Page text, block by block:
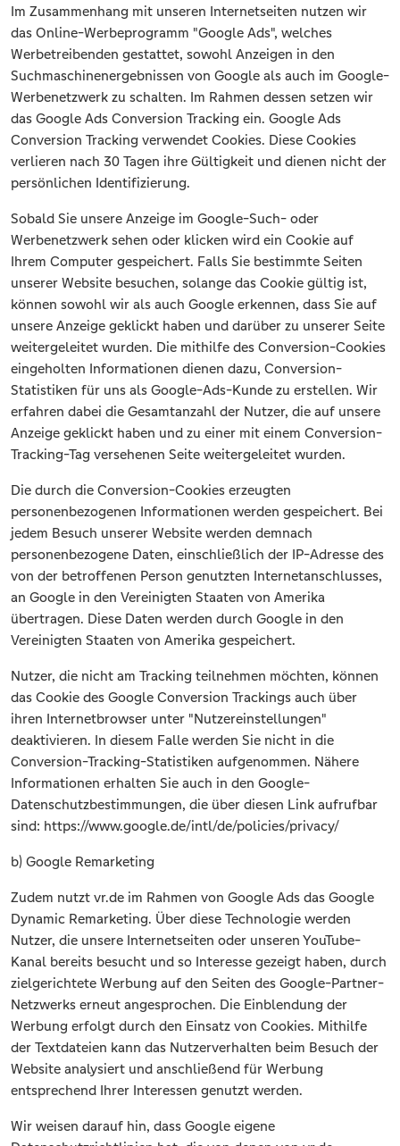
Im Zusammenhang mit unseren Internetseiten nutzen wir
das Online-Werbeprogramm "Google Ads", welches
Werbetreibenden gestattet, sowohl Anzeigen in den
Suchmaschinenergebnissen von Google als auch im Google-
Werbenetzwerk zu schalten. Im Rahmen dessen setzen wir
das Google Ads Conversion Tracking ein. Google Ads
Conversion Tracking verwendet Cookies. Diese Cookies
verlieren nach 30 Tagen ihre Gültigkeit und dienen nicht der
persönlichen Identifizierung.
Sobald Sie unsere Anzeige im Google-Such- oder
Werbenetzwerk sehen oder klicken wird ein Cookie auf
Ihrem Computer gespeichert. Falls Sie bestimmte Seiten
unserer Website besuchen, solange das Cookie gültig ist,
können sowohl wir als auch Google erkennen, dass Sie auf
unsere Anzeige geklickt haben und darüber zu unserer Seite
weitergeleitet wurden. Die mithilfe des Conversion-Cookies
eingeholten Informationen dienen dazu, Conversion-
Statistiken für uns als Google-Ads-Kunde zu erstellen. Wir
erfahren dabei die Gesamtanzahl der Nutzer, die auf unsere
Anzeige geklickt haben und zu einer mit einem Conversion-
Tracking-Tag versehenen Seite weitergeleitet wurden.
Die durch die Conversion-Cookies erzeugten
personenbezogenen Informationen werden gespeichert. Bei
jedem Besuch unserer Website werden demnach
personenbezogene Daten, einschließlich der IP-Adresse des
von der betroffenen Person genutzten Internetanschlusses,
an Google in den Vereinigten Staaten von Amerika
übertragen. Diese Daten werden durch Google in den
Vereinigten Staaten von Amerika gespeichert.
Nutzer, die nicht am Tracking teilnehmen möchten, können
das Cookie des Google Conversion Trackings auch über
ihren Internetbrowser unter "Nutzereinstellungen"
deaktivieren. In diesem Falle werden Sie nicht in die
Conversion-Tracking-Statistiken aufgenommen. Nähere
Informationen erhalten Sie auch in den Google-
Datenschutzbestimmungen, die über diesen Link aufrufbar
sind: https://www.google.de/intl/de/policies/privacy/
b) Google Remarketing
Zudem nutzt vr.de im Rahmen von Google Ads das Google
Dynamic Remarketing. Über diese Technologie werden
Nutzer, die unsere Internetseiten oder unseren YouTube-
Kanal bereits besucht und so Interesse gezeigt haben, durch
zielgerichtete Werbung auf den Seiten des Google-Partner-
Netzwerks erneut angesprochen. Die Einblendung der
Werbung erfolgt durch den Einsatz von Cookies. Mithilfe
der Textdateien kann das Nutzerverhalten beim Besuch der
Website analysiert und anschließend für Werbung
entsprechend Ihrer Interessen genutzt werden.
Wir weisen darauf hin, dass Google eigene